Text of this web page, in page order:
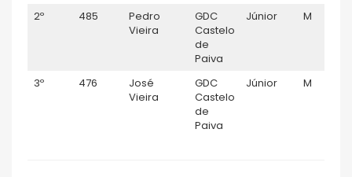
2º 485
Pedro
Vieira
GDC
Castelo
de
Paiva
Júnior M
3º 476
José
Vieira
GDC
Castelo
de
Paiva
Júnior M